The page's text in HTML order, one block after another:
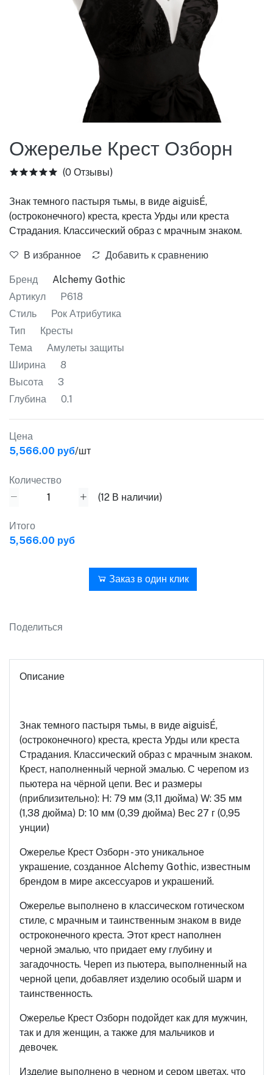
Ожерелье Крест Озборн
(0 Отзывы)
Знак темного пастыря тьмы, в виде aiguisÉ,
(остроконечного) креста, креста Урды или креста
Страдания. Классический образ с мрачным знаком.
В избранное Добавить к сравнению
Бренд
Alchemy Gothic
Артикул
P618
Стиль
Рок Атрибутика
Тип
Кресты
Тема
Амулеты защиты
Ширина
8
Высота
3
Глубина
0.1
Цена
5,566.00 руб/шт
Количество
(12 В наличии)
Итого
5,566.00 руб
Заказ в один клик
Поделиться
Описание
Знак темного пастыря тьмы, в виде aiguisÉ,
(остроконечного) креста, креста Урды или креста
Страдания. Классический образ с мрачным знаком.
Крест, наполненный черной эмалью. С черепом из
пьютера на чёрной цепи. Вес и размеры
(приблизительно): H: 79 мм (3,11 дюйма) W: 35 мм
(1,38 дюйма) D: 10 мм (0,39 дюйма) Вес 27 г (0,95
унции)
Ожерелье Крест Озборн - это уникальное
украшение, созданное Alchemy Gothic, известным
брендом в мире аксессуаров и украшений.
Ожерелье выполнено в классическом готическом
стиле, с мрачным и таинственным знаком в виде
остроконечного креста. Этот крест наполнен
черной эмалью, что придает ему глубину и
загадочность. Череп из пьютера, выполненный на
черной цепи, добавляет изделию особый шарм и
таинственность.
Ожерелье Крест Озборн подойдет как для мужчин,
так и для женщин, а также для мальчиков и
девочек.
Изделие выполнено в черном и сером цветах, что